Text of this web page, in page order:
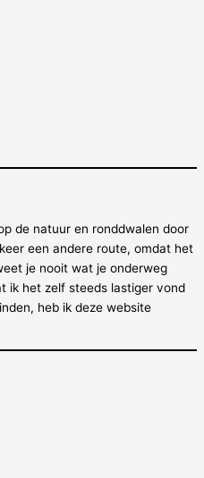
de natuur en ronddwalen door
een andere route, omdat het
je nooit wat je onderweg
ik het zelf steeds lastiger vond
heb ik deze website